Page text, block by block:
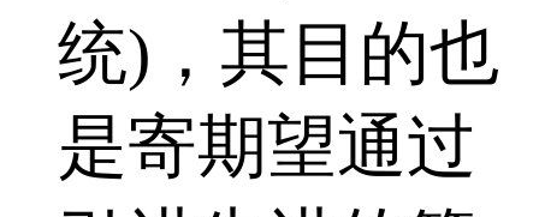
统)，其目的也
是寄期望通过